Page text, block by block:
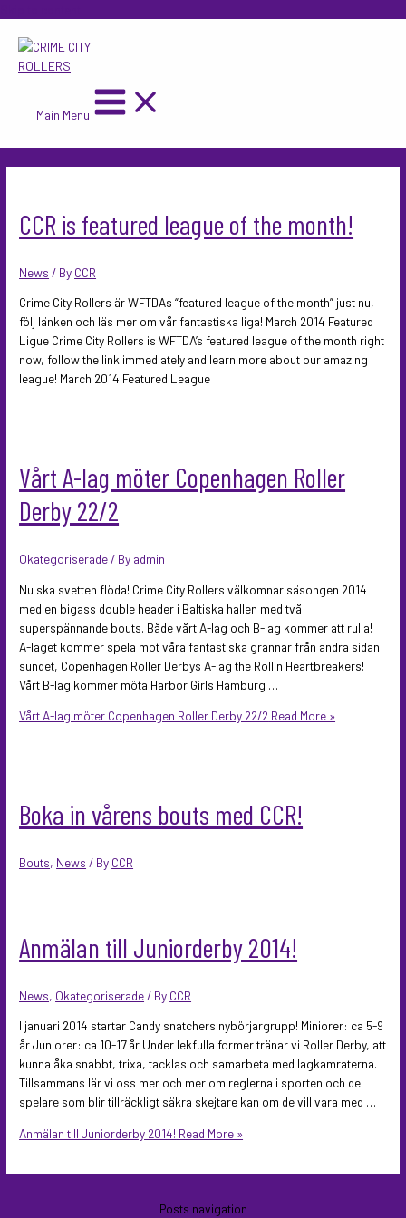
Main Menu
CCR is featured league of the month!
News / By CCR
Crime City Rollers är WFTDAs “featured league of the month” just nu,
följ länken och läs mer om vår fantastiska liga! March 2014 Featured
Ligue Crime City Rollers is WFTDA’s featured league of the month right
now, follow the link immediately and learn more about our amazing
league! March 2014 Featured League
Vårt A-lag möter Copenhagen Roller
Derby 22/2
Okategoriserade/ By admin
Nu ska svetten flöda! Crime City Rollers välkomnar säsongen 2014
med en bigass double header i Baltiska hallen med två
superspännande bouts. Både vårt A-lag och B-lag kommer att rulla!
A-laget kommer spela mot våra fantastiska grannar från andra sidan
sundet, Copenhagen Roller Derbys A-lag the Rollin Heartbreakers!
Vårt B-lag kommer möta Harbor Girls Hamburg …
Vårt A-lag möter Copenhagen Roller Derby 22/2 Read More »
Boka in vårens bouts med CCR!
Bouts, News / By CCR
Anmälan till Juniorderby 2014!
News, Okategoriserade/ By CCR
I januari 2014 startar Candy snatchers nybörjargrupp! Miniorer: ca 5-9
år Juniorer: ca 10-17 år Under lekfulla former tränar vi Roller Derby, att
kunna åka snabbt, trixa, tacklas och samarbeta med lagkamraterna.
Tillsammans lär vi oss mer och mer om reglerna i sporten och de
spelare som blir tillräckligt säkra skejtare kan om de vill vara med …
Anmälan till Juniorderby 2014! Read More »
Posts navigation